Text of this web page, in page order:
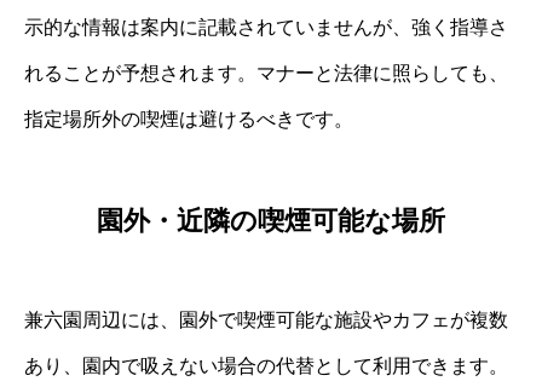
示的な情報は案内に記載されていませんが、強く指導さ
れることが予想されます。マナーと法律に照らしても、
指定場所外の喫煙は避けるべきです。
園外・近隣の喫煙可能な場所
兼六園周辺には、園外で喫煙可能な施設やカフェが複数
あり、園内で吸えない場合の代替として利用できます。